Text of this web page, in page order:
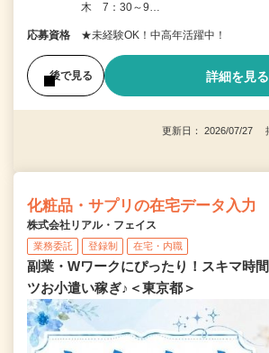
木 7：30～9…
応募資格 ★未経験OK！中高年活躍中！
後で見る 詳細を見る
更新日： 2026/07/27
化粧品・サプリの在宅データ入力
株式会社リアル・フェイス
業務委託 登録制 在宅・内職
副業・Wワークにぴったり！スキマ時
ツお小遣い稼ぎ♪＜東京都＞